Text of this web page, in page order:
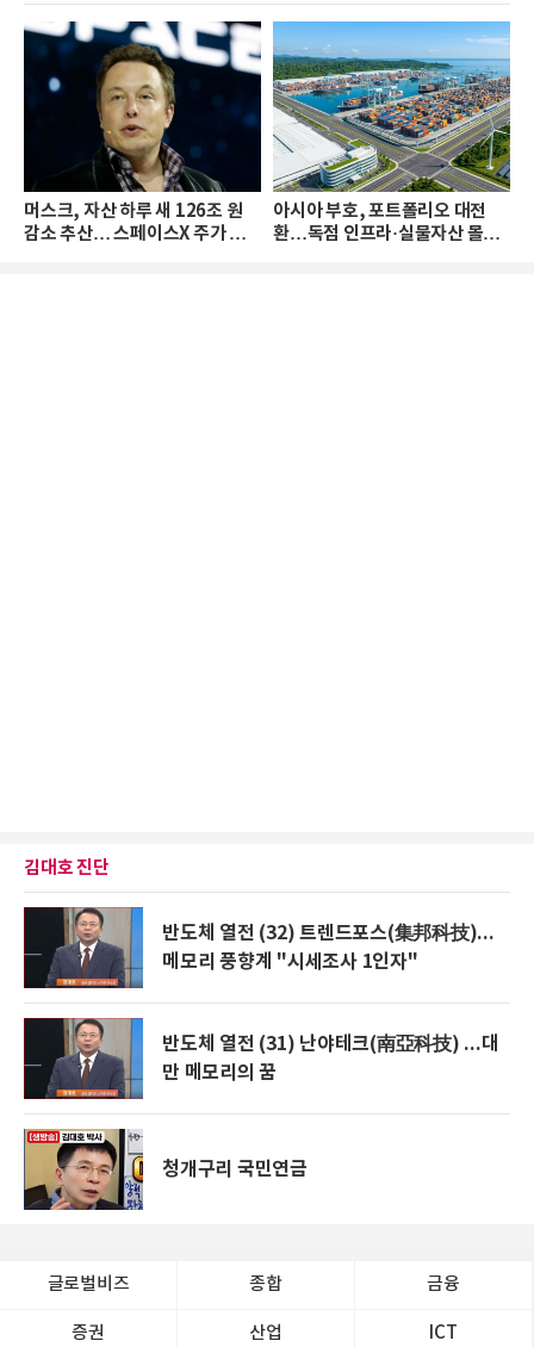
머스크, 자산 하루 새 126조 원
감소 추산… 스페이스X 주가 하
아시아 부호, 포트폴리오 대전
환…독점 인프라·실물자산 몰린
김대호 진단
반도체 열전 (32) 트렌드포스(集邦科技)...
메모리 풍향계 "시세조사 1인자"
반도체 열전 (31) 난야테크(南亞科技) ...대
만 메모리의 꿈
청개구리 국민연금
글로벌비즈 종합 금융
증권 산업 ICT